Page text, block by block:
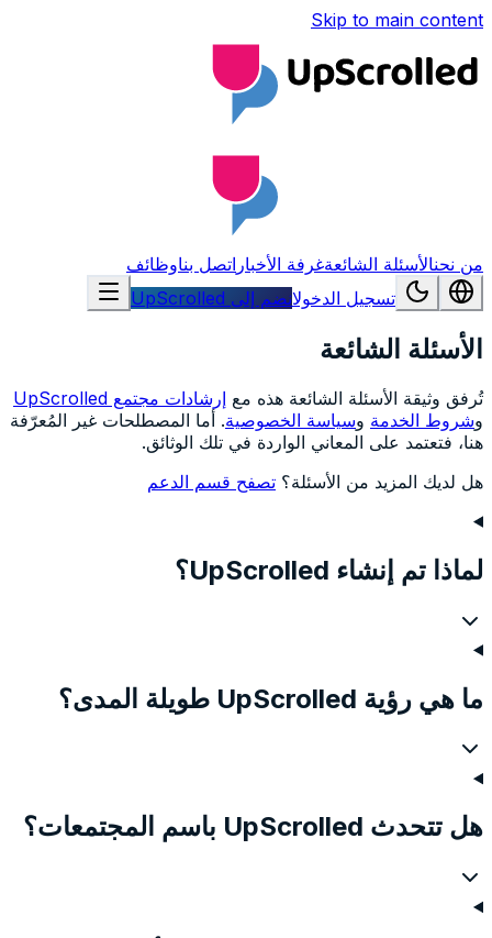
Skip to main content
من نحنالأسئلة الشائعةغرفة الأخبار اتصل بناوظائف
تسجيل الدخولانضم إلى UpScrolled
الأسئلة الشائعة
تُرفق وثيقة الأسئلة الشائعة هذه مع إرشادات مجتمع UpScrolled
وشروط الخدمة وسياسة الخصوصية. أما المصطلحات غير المُعرّفة
هنا، فتعتمد على المعاني الواردة في تلك الوثائق.
هل لديك المزيد من الأسئلة؟ تصفح قسم الدعم
لماذا تم إنشاء UpScrolled؟
ما هي رؤية UpScrolled طويلة المدى؟
هل تتحدث UpScrolled باسم المجتمعات؟